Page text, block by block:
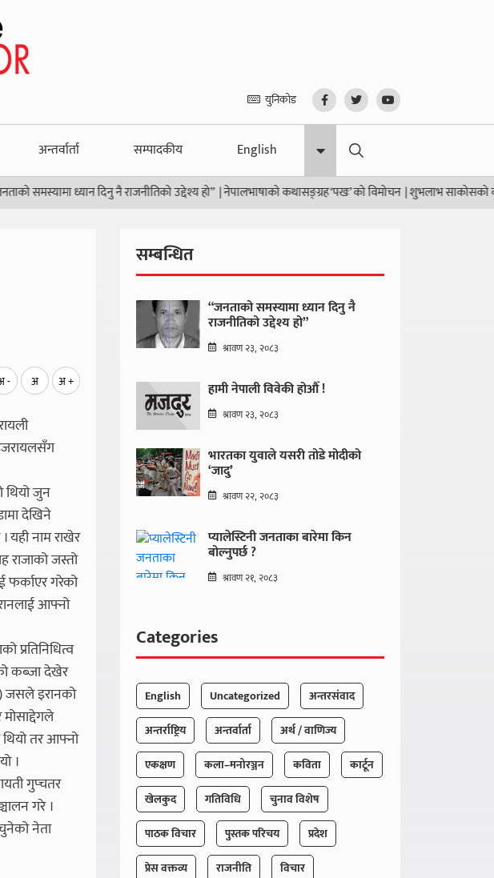
युनिकोड
अन्तर्वार्ता सम्पादकीय
English
ध्यान दिनु नै राजनीतिको उद्देश्य हो” |नेपालभाषाको कथासङ्ग्रह ‘पखः’ को विमोचन |शुभलाभ साकोसको वार्षिक
- अ अ +
थियो जुन
देखिने
यही नाम राखेर
जस्तो
फर्काएर गरेको
आफ्नो
प्रतिनिधित्व
कब्जा देखेर
जसले इरानको
थियो तर आफ्नो
।
गुप्चतर
गरे ।
नेता
सम्बन्धित
“जनताको समस्यामा ध्यान दिनु नै
राजनीतिको उद्देश्य हो”
श्रावण २३, २०८३
हामी नेपाली विवेकी होऔँ !
श्रावण २३, २०८३
भारतका युवाले यसरी तोडे मोदीको
‘जादु’
श्रावण २२, २०८३
प्यालेस्टिनी जनताका बारेमा किन
बोल्नुपर्छ ?
श्रावण २१, २०८३
Categories
English Uncategorized
अन्तरसंवाद
अन्तर्राष्ट्रिय
अन्तर्वार्ता
अर्थ / वाणिज्य
एकक्षण
कला–मनोरञ्जन कविता
कार्टून
खेलकुद
गतिविधि
चुनाव विशेष
पाठक विचार
पुस्तक परिचय
प्रदेश
प्रेस वक्तव्य
राजनीति
विचार